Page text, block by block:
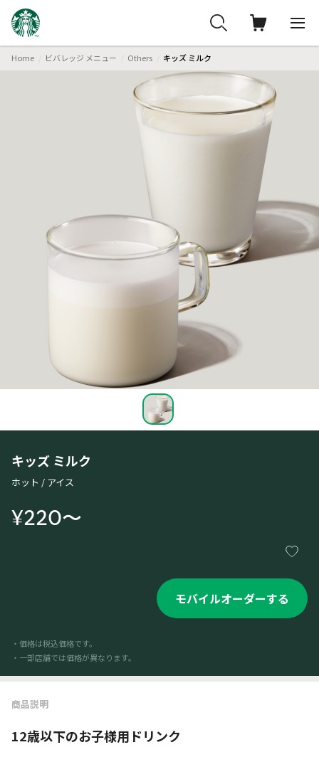
Home ビバレッジ メニュー Others キッズ ミルク
キッズ ミルク
ホット / アイス
¥220〜
モバイルオーダーする
・価格は税込価格です。
・一部店舗では価格が異なります。
商品説明
12歳以下のお子様用ドリンク